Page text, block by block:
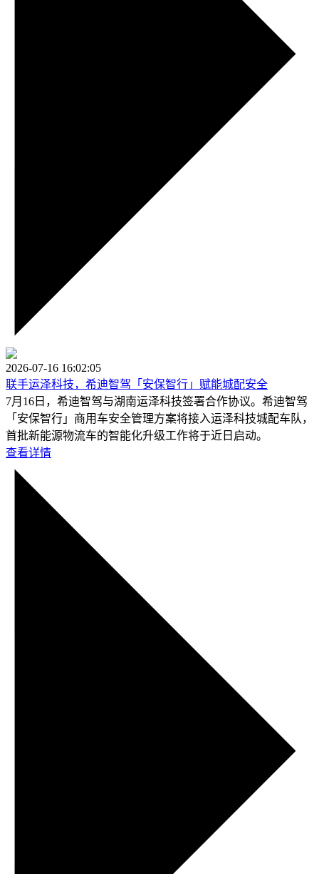
2026-07-16 16:02:05
联手运泽科技，希迪智驾「安保智行」赋能城配安全
7月16日，希迪智驾与湖南运泽科技签署合作协议。希迪智驾
「安保智行」商用车安全管理方案将接入运泽科技城配车队，
首批新能源物流车的智能化升级工作将于近日启动。
查看详情